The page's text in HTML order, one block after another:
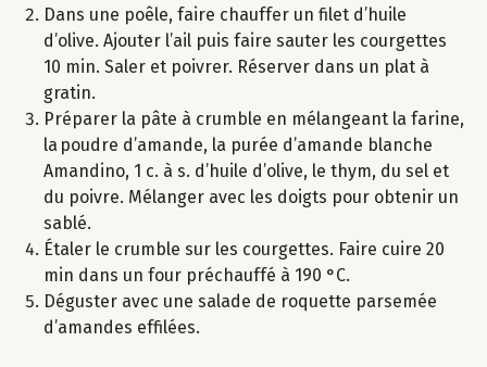
Dans une poêle, faire chauffer un filet d’huile
d’olive. Ajouter l’ail puis faire sauter les courgettes
10 min. Saler et poivrer. Réserver dans un plat à
gratin.
Préparer la pâte à crumble en mélangeant la farine,
la poudre d’amande, la purée d’amande blanche
Amandino, 1 c. à s. d’huile d’olive, le thym, du sel et
du poivre. Mélanger avec les doigts pour obtenir un
sablé.
Étaler le crumble sur les courgettes. Faire cuire 20
min dans un four préchauffé à 190 °C.
Déguster avec une salade de roquette parsemée
d’amandes effilées.